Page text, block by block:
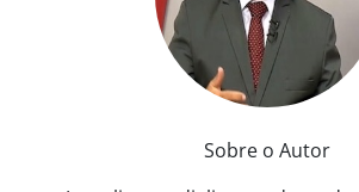
Sobre o Autor